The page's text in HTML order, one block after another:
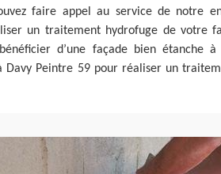
faire appel au service de notre
un traitement hydrofuge de votre
d’une façade bien étanche à
Davy Peintre 59 pour réaliser un